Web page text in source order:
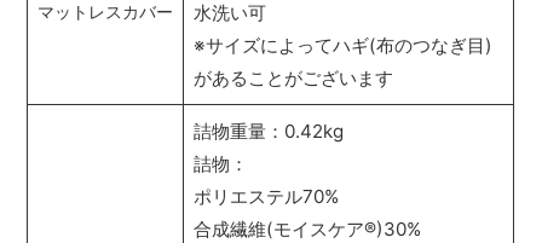
マットレスカバー
水洗い可
※サイズによってハギ(布のつなぎ目)
があることがございます
詰物重量：0.42kg
詰物：
ポリエステル70%
合成繊維(モイスケア®)30%